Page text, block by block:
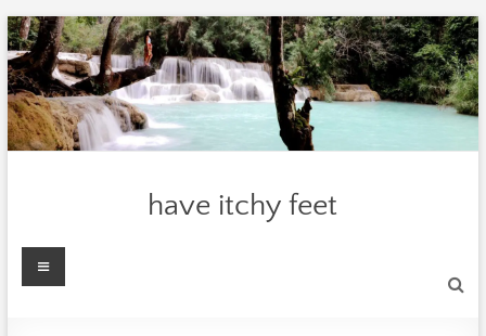
Zum
Inhalt
springen
have itchy feet
Menü